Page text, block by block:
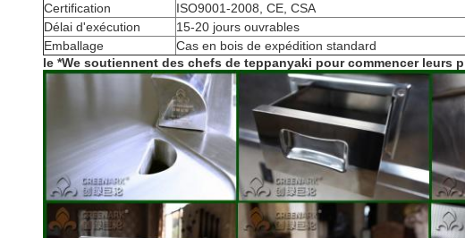
Certification
ISO9001-2008, CE, CSA
Délai d'exécution
15-20 jours ouvrables
Emballage
Cas en bois de expédition standard
le *We soutiennent des chefs de teppanyaki pour commencer leurs